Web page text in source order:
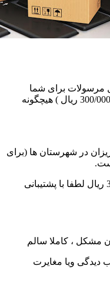
مرسولات برای شما
عزیزان در تهران ( برای خرید بالای 300/000/000 ریال ) هیچگونه
در شهرستان ها (برای
هزینه ارسال برای خرید زیر 300/000/000 ریال لطفا با پشتیبانی
مشکل ، کاملا سالم
ویا مغایرت